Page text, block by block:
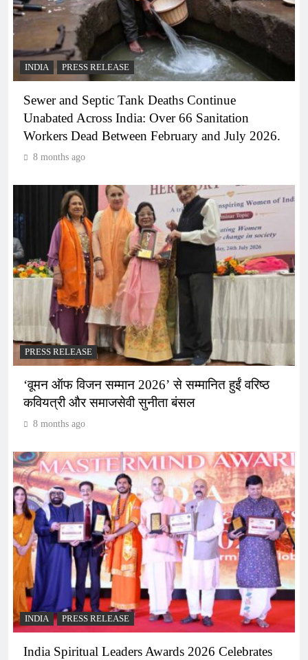
INDIA PRESS RELEASE
Sewer and Septic Tank Deaths Continue
Unabated Across India: Over 66 Sanitation
Workers Dead Between February and July 2026.
8 months ago
PRESS RELEASE
‘वूमन ऑफ विजन सम्मान 2026’ से सम्मानित हुईं वरिष्ठ
कवियत्री और समाजसेवी सुनीता बंसल
8 months ago
INDIA PRESS RELEASE
India Spiritual Leaders Awards 2026 Celebrates